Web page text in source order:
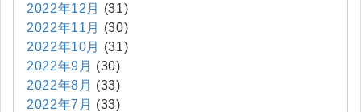
2022年12月
(31)
2022年11月
(30)
2022年10月
(31)
2022年9月 (30)
2022年8月 (33)
2022年7月 (33)